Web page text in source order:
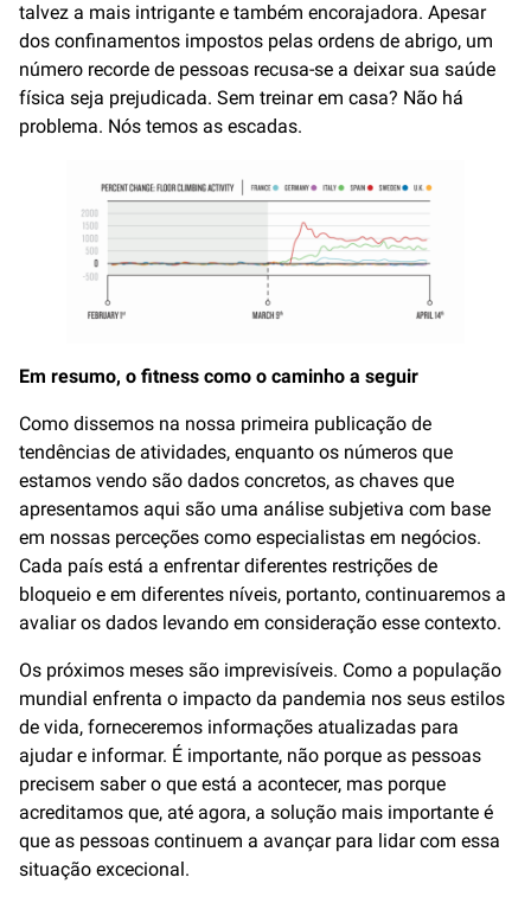
talvez a mais intrigante e também encorajadora. Apesar
dos confinamentos impostos pelas ordens de abrigo, um
número recorde de pessoas recusa-se a deixar sua saúde
física seja prejudicada. Sem treinar em casa? Não há
problema. Nós temos as escadas.
Em resumo, o fitness como o caminho a seguir
Como dissemos na nossa primeira publicação de
tendências de atividades, enquanto os números que
estamos vendo são dados concretos, as chaves que
apresentamos aqui são uma análise subjetiva com base
em nossas perceções como especialistas em negócios.
Cada país está a enfrentar diferentes restrições de
bloqueio e em diferentes níveis, portanto, continuaremos a
avaliar os dados levando em consideração esse contexto.
Os próximos meses são imprevisíveis. Como a população
mundial enfrenta o impacto da pandemia nos seus estilos
de vida, forneceremos informações atualizadas para
ajudar e informar. É importante, não porque as pessoas
precisem saber o que está a acontecer, mas porque
acreditamos que, até agora, a solução mais importante é
que as pessoas continuem a avançar para lidar com essa
situação excecional.